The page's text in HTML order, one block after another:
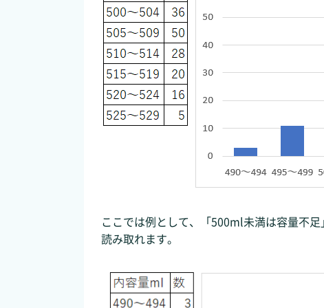
ここでは例として、「500ml未満は容量不
読み取れます。